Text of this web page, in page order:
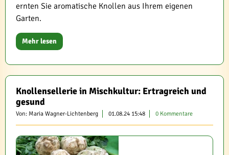
ernten Sie aromatische Knollen aus Ihrem eigenen
Garten.
Mehr lesen
Knollensellerie in Mischkultur: Ertragreich und
gesund
Von: Maria Wagner-Lichtenberg 01.08.24 15:48 0 Kommentare